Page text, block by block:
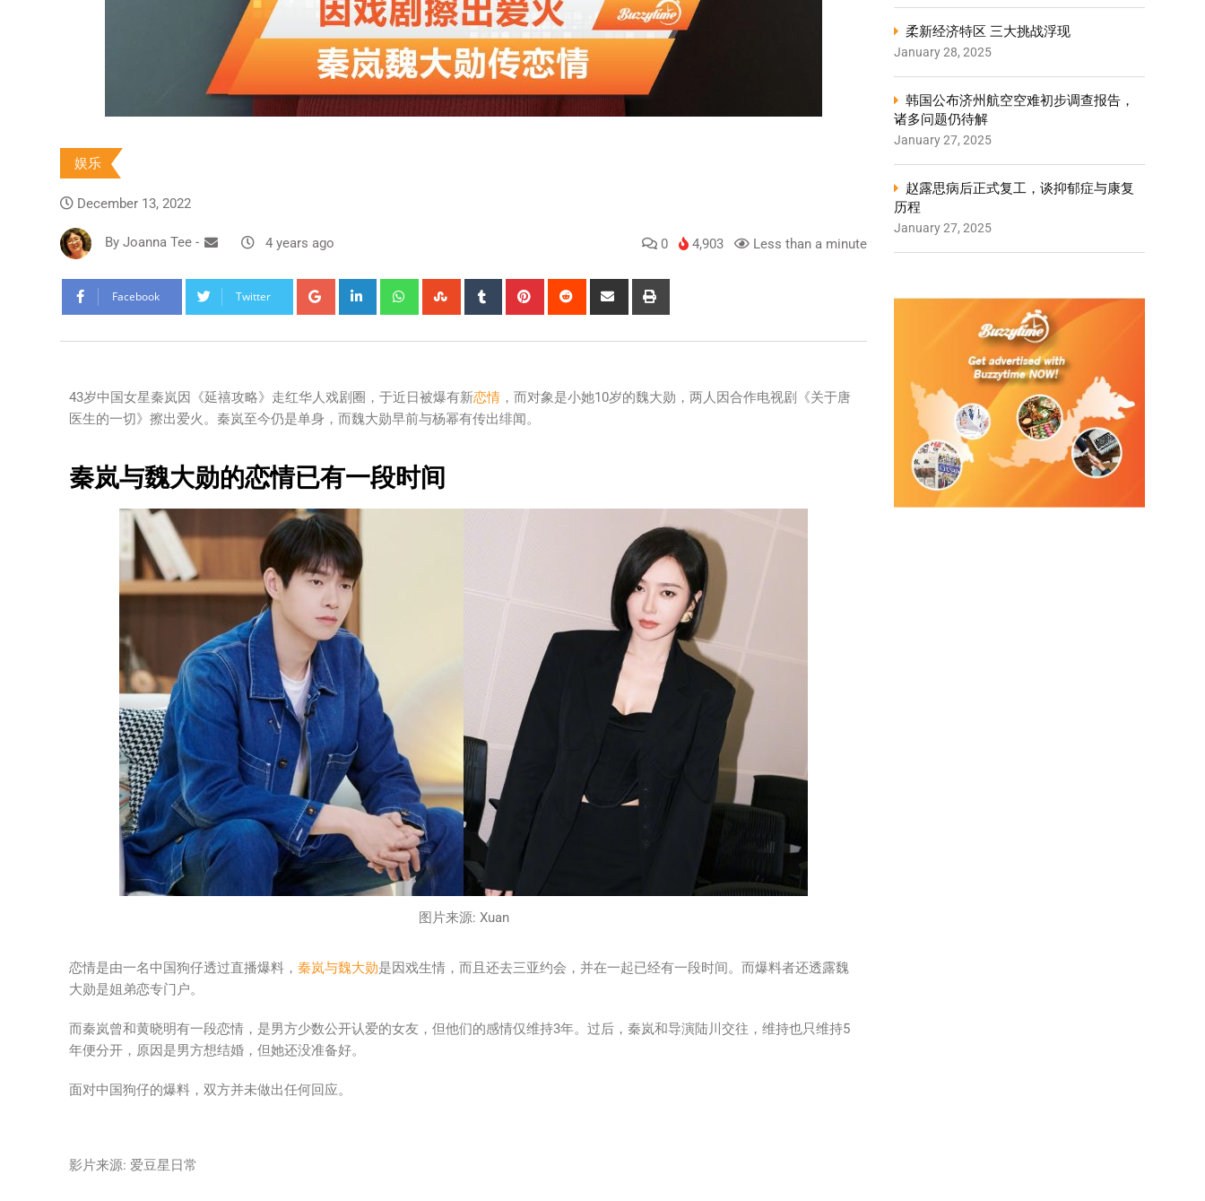
娱乐
December 13, 2022
By Joanna Tee - 4 years ago 0 4,903 Less than a minute
Facebook Twitter
43岁中国女星秦岚因《延禧攻略》走红华人戏剧圈，于近日被爆有新恋情 ，而对象是小她10岁的魏大勋，两人因合作电视剧《关于唐
医生的一切》擦出爱火。秦岚至今仍是单身，而魏大勋早前与杨幂有传出绯闻。
秦岚与魏大勋的恋情已有一段时间
图片来源: Xuan
恋情是由一名中国狗仔透过直播爆料， 秦岚与魏大勋是因戏生情，而且还去三亚约会，并在一起已经有一段时间。而爆料者还透露魏
大勋是姐弟恋专门户。
而秦岚曾和黄晓明有一段恋情，是男方少数公开认爱的女友，但他们的感情仅维持3年。过后，秦岚和导演陆川交往，维持也只维持5
年便分开，原因是男方想结婚，但她还没准备好。
面对中国狗仔的爆料，双方并未做出任何回应。
影片来源: 爱豆星日常
柔新经济特区 三大挑战浮现
January 28, 2025
韩国公布济州航空空难初步调查报告，
诸多问题仍待解
January 27, 2025
赵露思病后正式复工，谈抑郁症与康复
历程
January 27, 2025